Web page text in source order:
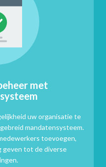
met
uw organisatie te
mandatensysteem.
toevoegen,
geven tot de diverse